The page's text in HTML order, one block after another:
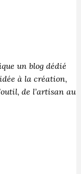
un blog dédié
à la création,
de l’artisan au